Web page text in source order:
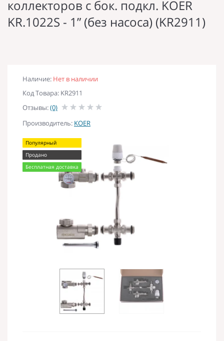
коллекторов с бок. подкл. KOER
KR.1022S - 1” (без насоса) (KR2911)
Наличие: Нет в наличии
Код Товара: KR2911
Отзывы:(0)
Производитель: KOER
Популярный
Продано
Бесплатная доставка